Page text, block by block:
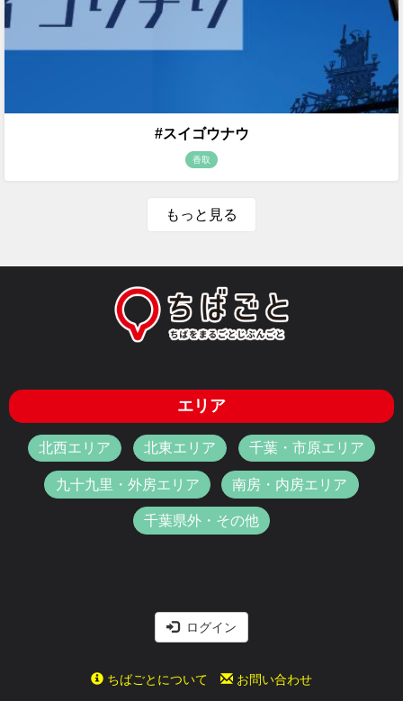
#スイゴウナウ
香取
もっと見る
エリア
北西エリア 北東エリア 千葉・市原エリア
九十九里・外房エリア 南房・内房エリア
千葉県外・その他
ログイン
ちばごとについて お問い合わせ